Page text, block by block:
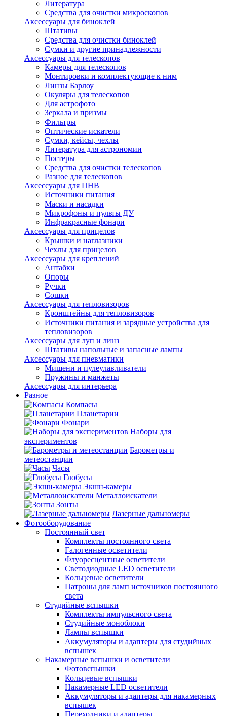
Литература
Средства для очистки микроскопов
Аксессуары для биноклей
Штативы
Средства для очистки биноклей
Сумки и другие принадлежности
Аксессуары для телескопов
Камеры для телескопов
Монтировки и комплектующие к ним
Линзы Барлоу
Окуляры для телескопов
Для астрофото
Зеркала и призмы
Фильтры
Оптические искатели
Сумки, кейсы, чехлы
Литература для астрономии
Постеры
Средства для очистки телескопов
Разное для телескопов
Аксессуары для ПНВ
Источники питания
Маски и насадки
Микрофоны и пульты ДУ
Инфракрасные фонари
Аксессуары для прицелов
Крышки и наглазники
Чехлы для прицелов
Аксессуары для креплений
Антабки
Опоры
Ручки
Сошки
Аксессуары для тепловизоров
Кронштейны для тепловизоров
Источники питания и зарядные устройства для
тепловизоров
Аксессуары для луп и линз
Штативы напольные и запасные лампы
Аксессуары для пневматики
Мишени и пулеулавливатели
Пружины и манжеты
Аксессуары для интерьера
Разное
Компасы
Планетарии
Фонари
Наборы для
экспериментов
Барометры и
метеостанции
Часы
Глобусы
Экшн-камеры
Металлоискатели
Зонты
Лазерные дальномеры
Фотооборудование
Постоянный свет
Комплекты постоянного света
Галогенные осветители
Флуоресцентные осветители
Светодиодные LED осветители
Кольцевые осветители
Патроны для ламп источников постоянного
света
Студийные вспышки
Комплекты импульсного света
Студийные моноблоки
Лампы вспышки
Аккумуляторы и адаптеры для студийных
вспышек
Накамерные вспышки и осветители
Фотовспышки
Кольцевые вспышки
Накамерные LED осветители
Аккумуляторы и адаптеры для накамерных
вспышек
Переходники и адаптеры